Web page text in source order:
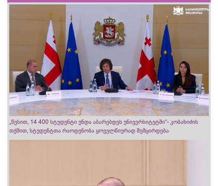
„წესით, 14 400 სტუდენტი უნდა აბარებდეს უნივერსიტეტში“- კობახიძის
თქმით, სტუდენტთა რაოდენობა ყოველწიურად შემცირდება